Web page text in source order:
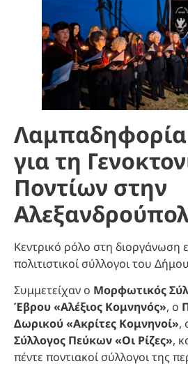
για τη
Ποντίων στην
Κεντρικό ρόλο στη διοργάνωση
πολιτιστικοί σύλλογοι του
Συμμετείχαν ο Μορφωτικός
Έβρου «Αλέξιος Κομνηνός», ο
Δωρικού «Ακρίτες Κομνηνοί»,
Σύλλογος Πεύκων «Οι Ρίζες»,
πέντε ποντιακοί σύλλογοι της